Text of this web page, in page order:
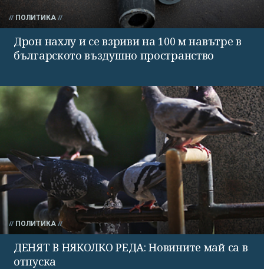
ПОЛИТИКА
Дрон нахлу и се взриви на 100 м навътре в
българското въздушно пространство
ПОЛИТИКА
ДЕНЯТ В НЯКОЛКО РЕДА: Новините май са в
отпуска